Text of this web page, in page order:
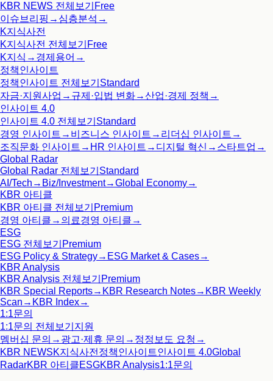
KBR NEWS 전체보기 Free
이슈브리핑 → 심층분석 →
K지식사전
K지식사전 전체보기 Free
K지식 → 경제용어 →
정책인사이트
정책인사이트 전체보기 Standard
자금·지원사업 → 규제·입법 변화→산업·경제 정책 →
인사이트 4.0
인사이트 4.0 전체보기 Standard
경영 인사이트 → 비즈니스 인사이트 → 리더십 인사이트 →
조직문화 인사이트 → HR 인사이트 → 디지털 혁신 → 스타트업 →
Global Radar
Global Radar 전체보기 Standard
AI/Tech → Biz/Investment→Global Economy→
KBR 아티클
KBR 아티클 전체보기 Premium
경영 아티클 → 의료경영 아티클 →
ESG
ESG 전체보기 Premium
ESG Policy & Strategy→ ESG Market & Cases→
KBR Analysis
KBR Analysis 전체보기 Premium
KBR Special Reports→ KBR Research Notes→ KBR Weekly
Scan → KBR Index→
1:1문의
1:1문의 전체보기 지원
멤버십 문의 → 광고·제휴 문의 → 정정보도 요청 →
KBR NEWSK지식사전 정책인사이트인사이트 4.0Global
RadarKBR 아티클ESGKBR Analysis1:1문의